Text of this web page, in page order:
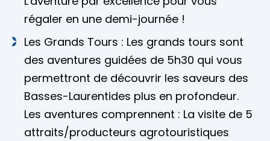
régaler en une demi-journée !
Les Grands Tours : Les grands tours sont
des aventures guidées de 5h30 qui vous
permettront de découvrir les saveurs des
Basses-Laurentides plus en profondeur.
Les aventures comprennent : La visite de 5
attraits/producteurs agrotouristiques